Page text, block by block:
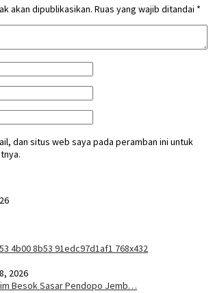
akan dipublikasikan. Ruas yang wajib ditandai *
dan situs web saya pada peramban ini untuk
2026
Besok Sasar Pendopo Jemb…